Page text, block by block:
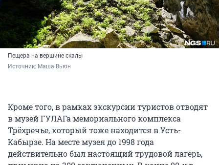
Пещера на вершине скалы
Источник: Маша Вьюн
Кроме того, в рамках экскурсии туристов отводят
в музей ГУЛАГа мемориального комплекса
Трёхречье, который тоже находится в Усть-
Кабырзе. На месте музея до 1998 года
действительно был настоящий трудовой лагерь,